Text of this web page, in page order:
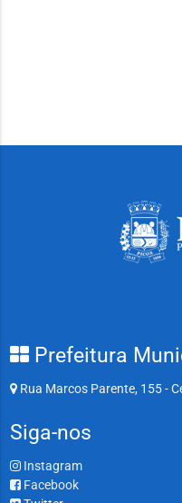
Prefeitura
Rua Marcos Parente, 155 -
Siga-nos
Instagram
Facebook